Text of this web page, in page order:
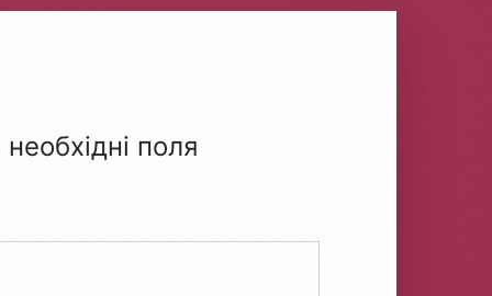
поля